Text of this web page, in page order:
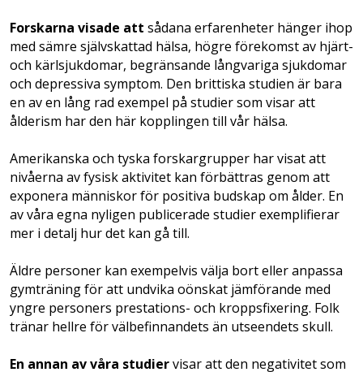
Forskarna visade att sådana erfar­enheter hänger ihop
med sämre självskattad hälsa, högre förekomst av hjärt-
och kärlsjukdomar, begränsande långvariga sjukdomar
och depressiva symptom. Den brittiska studien är bara
en av en lång rad exempel på studier som visar att
ålderism har den här kopplingen till vår hälsa.
Amerikanska och tyska forskargrupper har ­visat att
nivåerna av fysisk aktivitet kan förbättras genom att
exponera människor för positiva budskap om ålder. En
av våra egna nyligen pub­licerade studier exemplifierar
mer i detalj hur det kan gå till.
Äldre personer kan exempel­vis välja bort eller anpassa
gymträning för att undvika oön­skat jämförande med
yngre personers prestations- och kroppsfixering. Folk
tränar hellre för välbefinnandets än utseendets skull.
En annan av våra studiervisar att den nega­tivitet som